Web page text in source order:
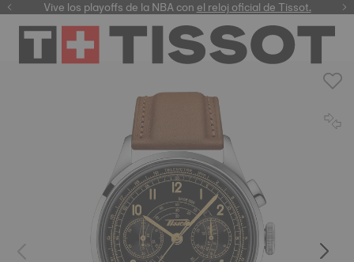
Vive los playoffs de la NBA conel reloj oficial de Tissot.